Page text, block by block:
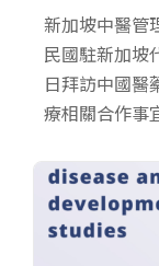
新加坡中醫管
民國駐新加坡
日拜訪中國醫
療相關合作事